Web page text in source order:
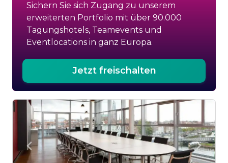
Sichern Sie sich Zugang zu unserem
erweiterten Portfolio mit über 90.000
Tagungshotels, Teamevents und
Eventlocations in ganz Europa.
Jetzt freischalten